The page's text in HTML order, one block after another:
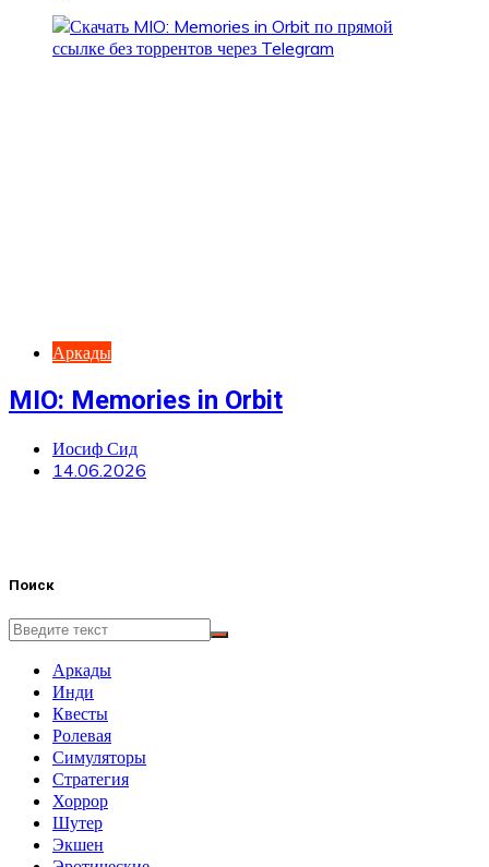
Аркады
MIO: Memories in Orbit
Иосиф Сид
14.06.2026
Поиск
Аркады
Инди
Квесты
Ролевая
Симуляторы
Стратегия
Хоррор
Шутер
Экшен